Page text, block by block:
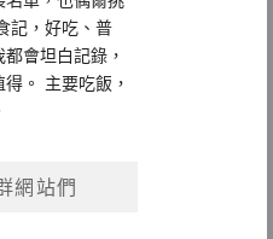
記，好吃、普
會坦白記錄，
。 主要吃飯，
網站們